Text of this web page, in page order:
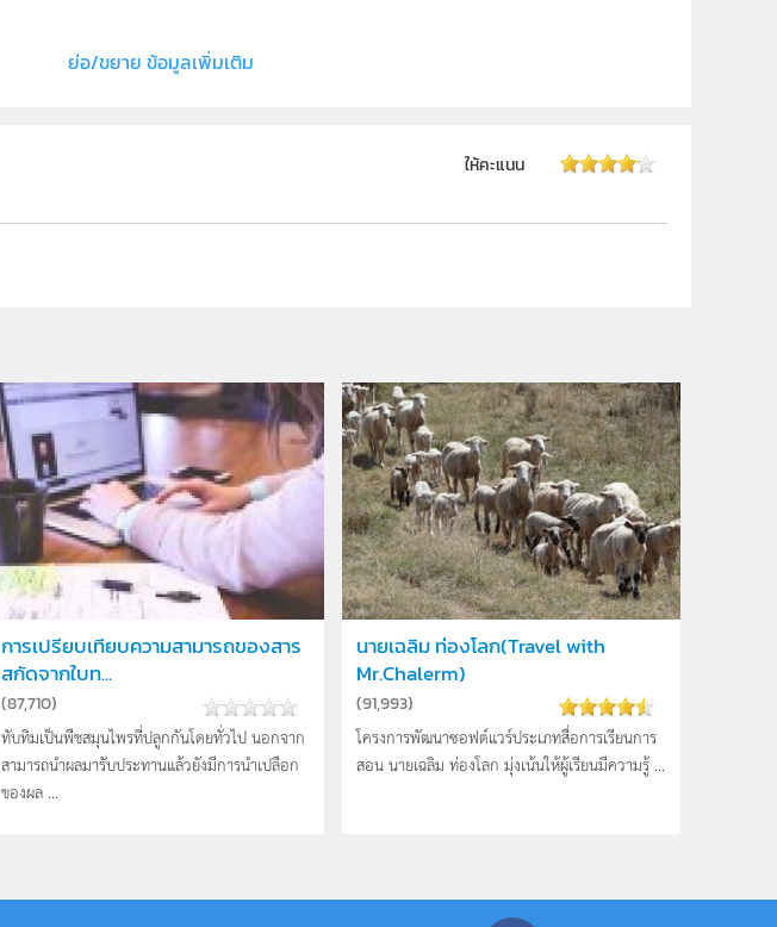
ย่อ/ขยาย ข้อมูลเพิ่มเติม
ให้คะแนน
การเปรียบเทียบความสามารถของสาร
สกัดจากใบท...
(87,710)
ทับทิมเป็นพืชสมุนไพรที่ปลูกกันโดยทั่วไป นอกจาก
สามารถนำผลมารับประทานแล้วยังมีการนำเปลือก
ของผล ...
นายเฉลิม ท่องโลก(Travel with
Mr.Chalerm)
(91,993)
โครงการพัฒนาซอฟต์แวร์ประเภทสื่อการเรียนการ
สอน นายเฉลิม ท่องโลก มุ่งเน้นให้ผู้เรียนมีความรู้ ...